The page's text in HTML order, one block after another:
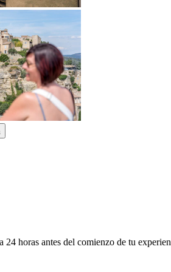
24 horas antes del comienzo de tu